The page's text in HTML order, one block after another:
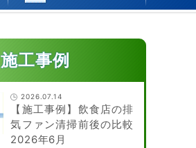
施工事例
2026.07.14
【施工事例】飲食店の排
気ファン清掃前後の比較
2026年6月